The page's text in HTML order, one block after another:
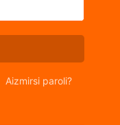
Aizmirsi paroli?